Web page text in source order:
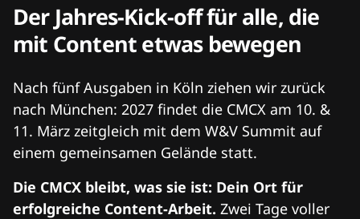
Der Jahres-Kick-off für alle, die
mit Content etwas bewegen
Nach fünf Ausgaben in Köln ziehen wir zurück
nach München: 2027 findet die CMCX am 10. &
11. März zeitgleich mit dem W&V Summit auf
einem gemeinsamen Gelände statt.
Die CMCX bleibt, was sie ist: Dein Ort für
erfolgreiche Content-Arbeit. Zwei Tage voller